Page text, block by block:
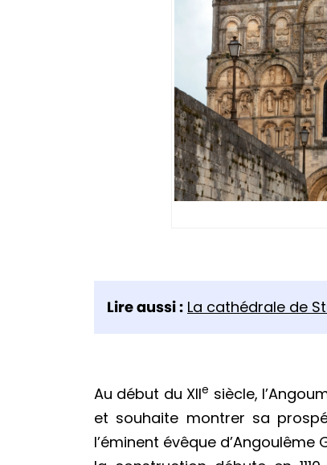
Lire aussi : La cathédrale de
Au début du XIIe siècle,
et souhaite montrer sa
l’éminent évêque